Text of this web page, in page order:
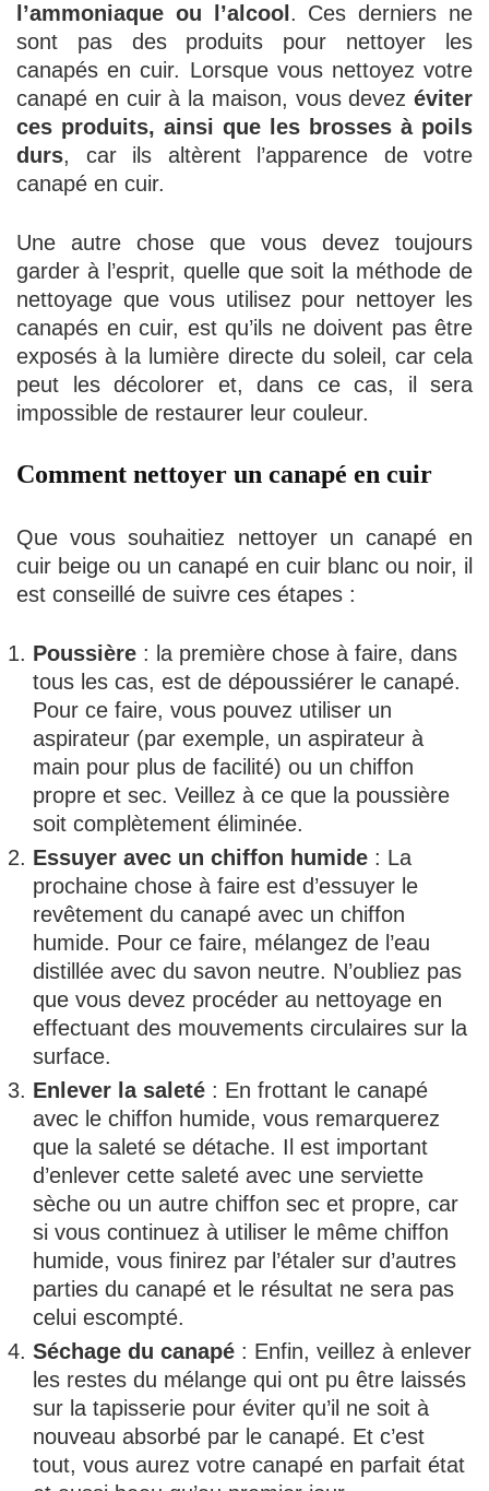
l’ammoniaque ou l’alcool . Ces derniers ne
sont pas des produits pour nettoyer les
canapés en cuir. Lorsque vous nettoyez votre
canapé en cuir à la maison, vous devez éviter
ces produits, ainsi que les brosses à poils
durs, car ils altèrent l’apparence de votre
canapé en cuir.
Une autre chose que vous devez toujours
garder à l’esprit, quelle que soit la méthode de
nettoyage que vous utilisez pour nettoyer les
canapés en cuir, est qu’ils ne doivent pas être
exposés à la lumière directe du soleil, car cela
peut les décolorer et, dans ce cas, il sera
impossible de restaurer leur couleur.
Comment nettoyer un canapé en cuir
Que vous souhaitiez nettoyer un canapé en
cuir beige ou un canapé en cuir blanc ou noir, il
est conseillé de suivre ces étapes :
Poussière : la première chose à faire, dans
tous les cas, est de dépoussiérer le canapé.
Pour ce faire, vous pouvez utiliser un
aspirateur (par exemple, un aspirateur à
main pour plus de facilité) ou un chiffon
propre et sec. Veillez à ce que la poussière
soit complètement éliminée.
Essuyer avec un chiffon humide : La
prochaine chose à faire est d’essuyer le
revêtement du canapé avec un chiffon
humide. Pour ce faire, mélangez de l’eau
distillée avec du savon neutre. N’oubliez pas
que vous devez procéder au nettoyage en
effectuant des mouvements circulaires sur la
surface.
Enlever la saleté : En frottant le canapé
avec le chiffon humide, vous remarquerez
que la saleté se détache. Il est important
d’enlever cette saleté avec une serviette
sèche ou un autre chiffon sec et propre, car
si vous continuez à utiliser le même chiffon
humide, vous finirez par l’étaler sur d’autres
parties du canapé et le résultat ne sera pas
celui escompté.
Séchage du canapé : Enfin, veillez à enlever
les restes du mélange qui ont pu être laissés
sur la tapisserie pour éviter qu’il ne soit à
nouveau absorbé par le canapé. Et c’est
tout, vous aurez votre canapé en parfait état